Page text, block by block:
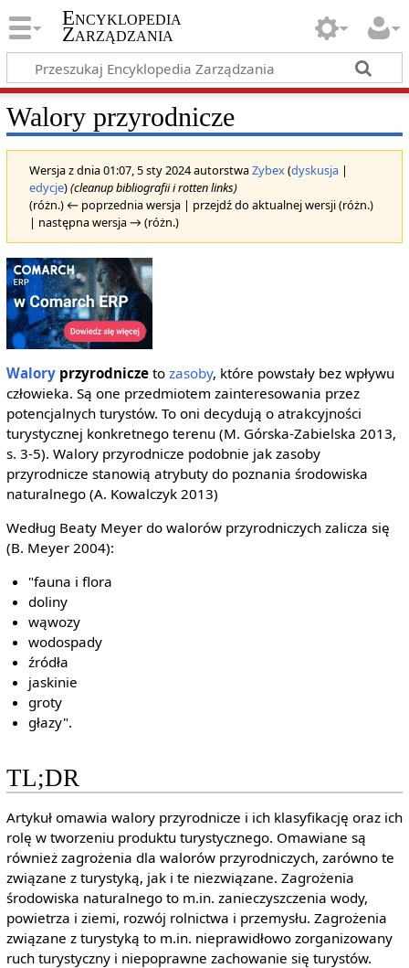
Encyklopedia
Zarządzania
Walory przyrodnicze
Wersja z dnia 01:07, 5 sty 2024 autorstwaZybex(dyskusja|
edycje)(cleanup bibliografii i rotten links)
(różn.) ← poprzednia wersja | przejdź do aktualnej wersji (różn.)
| następna wersja → (różn.)
Waloryprzyrodniczeto zasoby, które powstały bez wpływu
człowieka. Są one przedmiotem zainteresowania przez
potencjalnych turystów. To oni decydują o atrakcyjności
turystycznej konkretnego terenu (M. Górska-Zabielska 2013,
s. 3-5). Walory przyrodnicze podobnie jak zasoby
przyrodnicze stanowią atrybuty do poznania środowiska
naturalnego (A. Kowalczyk 2013)
Według Beaty Meyer do walorów przyrodniczych zalicza się
(B. Meyer 2004):
"fauna i flora
doliny
wąwozy
wodospady
źródła
jaskinie
groty
głazy".
TL;DR
Artykuł omawia walory przyrodnicze i ich klasyfikację oraz ich
rolę w tworzeniu produktu turystycznego. Omawiane są
również zagrożenia dla walorów przyrodniczych, zarówno te
związane z turystyką, jak i te niezwiązane. Zagrożenia
środowiska naturalnego to m.in. zanieczyszczenia wody,
powietrza i ziemi, rozwój rolnictwa i przemysłu. Zagrożenia
związane z turystyką to m.in. nieprawidłowo zorganizowany
ruch turystyczny i niepoprawne zachowanie się turystów.